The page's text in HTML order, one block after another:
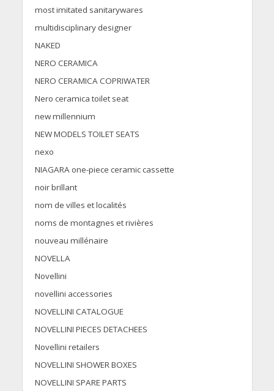
most imitated sanitarywares
multidisciplinary designer
NAKED
NERO CERAMICA
NERO CERAMICA COPRIWATER
Nero ceramica toilet seat
new millennium
NEW MODELS TOILET SEATS
nexo
NIAGARA one-piece ceramic cassette
noir brillant
nom de villes et localités
noms de montagnes et rivières
nouveau millénaire
NOVELLA
Novellini
novellini accessories
NOVELLINI CATALOGUE
NOVELLINI PIECES DETACHEES
Novellini retailers
NOVELLINI SHOWER BOXES
NOVELLINI SPARE PARTS